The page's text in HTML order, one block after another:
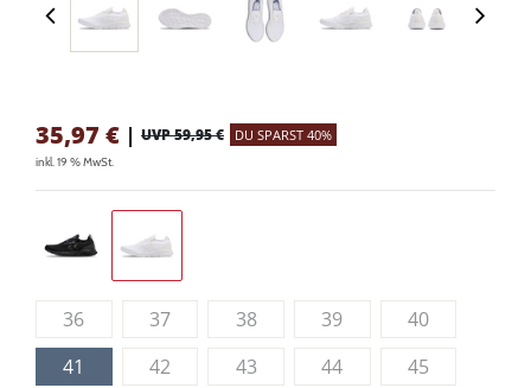
35,97 € | UVP 59,95 € DU SPARST 40%
inkl. 19 % MwSt.
36 37 38 39
40
41
42 43 44
45